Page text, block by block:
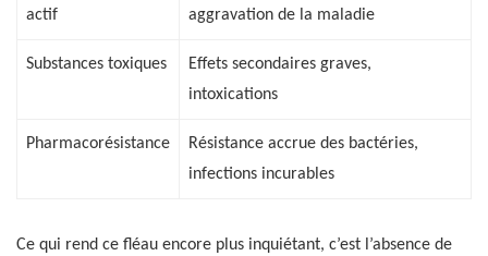
actif
aggravation de la maladie
Substances toxiques
Effets secondaires graves,
intoxications
Pharmacorésistance
Résistance accrue des bactéries,
infections incurables
Ce qui rend ce fléau encore plus inquiétant, c’est l’absence de